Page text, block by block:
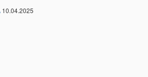
10.04.2025